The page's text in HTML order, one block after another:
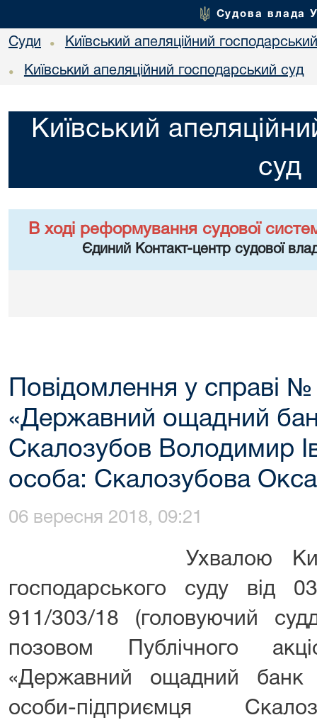
Судова влада
Суди • Київський апеляційний
• Київський апеляційний господарський суд
Київський
суд
В ході реформування судової
Єдиний Контакт-центр судової
Повідомлення у справі
«Державний ощадний
Скалозубов Володимир
особа: Скалозубова
06 вересня 2018, 09:21
Ухвалою
господарського суду від
911/303/18 (головуючий
позовом Публічного
«Державний ощадний банк
особи-підприємця